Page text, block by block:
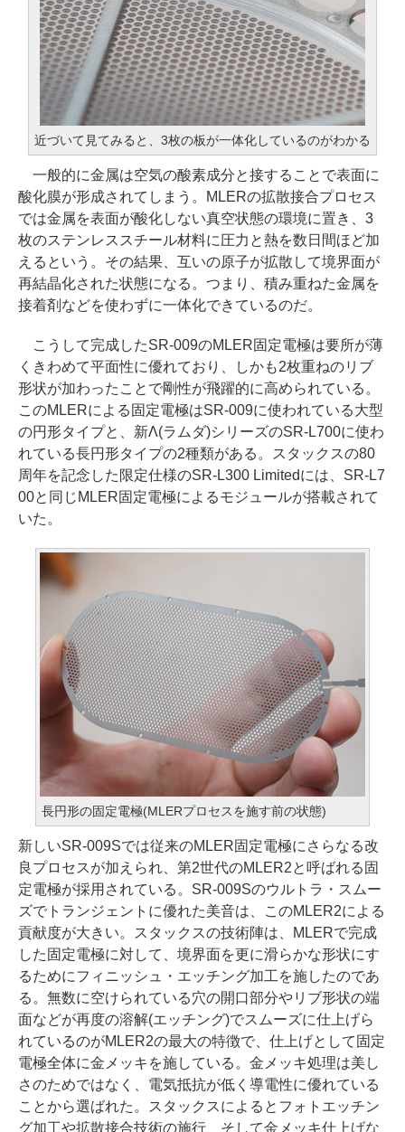
近づいて見てみると、3枚の板が一体化しているのがわかる
一般的に金属は空気の酸素成分と接することで表面に
酸化膜が形成されてしまう。MLERの拡散接合プロセス
では金属を表面が酸化しない真空状態の環境に置き、3
枚のステンレススチール材料に圧力と熱を数日間ほど加
えるという。その結果、互いの原子が拡散して境界面が
再結晶化された状態になる。つまり、積み重ねた金属を
接着剤などを使わずに一体化できているのだ。
こうして完成したSR-009のMLER固定電極は要所が薄
くきわめて平面性に優れており、しかも2枚重ねのリブ
形状が加わったことで剛性が飛躍的に高められている。
このMLERによる固定電極はSR-009に使われている大型
の円形タイプと、新Λ(ラムダ)シリーズのSR-L700に使わ
れている長円形タイプの2種類がある。スタックスの80
周年を記念した限定仕様のSR-L300 Limitedには、SR-L7
00と同じMLER固定電極によるモジュールが搭載されて
いた。
長円形の固定電極(MLERプロセスを施す前の状態)
新しいSR-009Sでは従来のMLER固定電極にさらなる改
良プロセスが加えられ、第2世代のMLER2と呼ばれる固
定電極が採用されている。SR-009Sのウルトラ・スムー
ズでトランジェントに優れた美音は、このMLER2による
貢献度が大きい。スタックスの技術陣は、MLERで完成
した固定電極に対して、境界面を更に滑らかな形状にす
るためにフィニッシュ・エッチング加工を施したのであ
る。無数に空けられている穴の開口部分やリブ形状の端
面などが再度の溶解(エッチング)でスムーズに仕上げら
れているのがMLER2の最大の特徴で、仕上げとして固定
電極全体に金メッキを施している。金メッキ処理は美し
さのためではなく、電気抵抗が低く導電性に優れている
ことから選ばれた。スタックスによるとフォトエッチン
グ加工や拡散接合技術の施行、そして金メッキ仕上げな